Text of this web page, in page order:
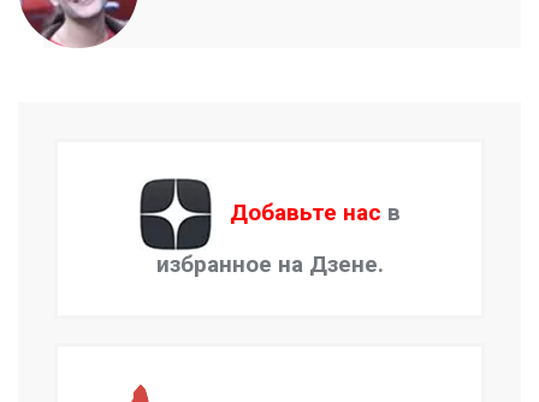
Добавьте нас в
избранное на Дзене.